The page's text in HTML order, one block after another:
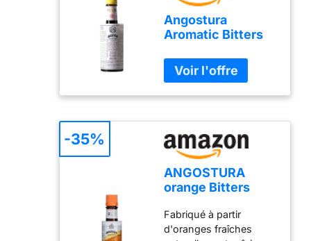
Angostura
Aromatic Bitters
200ml)
ANGOSTURA
orange Bitters
Fabriqué à partir
d'oranges fraîches
-35%